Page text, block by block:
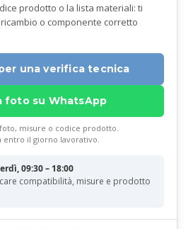
prodotto o la lista materiali: ti
o componente corretto
una verifica tecnica
foto su WhatsApp
misure o codice prodotto.
entro il giorno lavorativo.
09:30 – 18:00
compatibilità, misure e prodotto